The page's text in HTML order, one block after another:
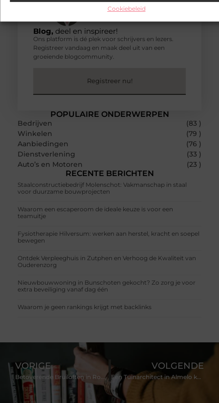
Cookiebeleid
POPULAIRE ONDERWERPEN
Bedrijven
(83 )
Winkelen
(79 )
Aanbiedingen
(76 )
Dienstverlening
(33 )
Auto’s en Motoren
(23 )
RECENTE BERICHTEN
Staalconstructiebedrijf Molenschot: Vakmanschap in staal
voor duurzame bouwprojecten
Waarom een escaperoom de ideale keuze is voor een
teamuitje
Fysiotherapie Hilversum: werken aan herstel, kracht en soepel
bewegen
Ontdek Verpleeghuis in Zutphen en Verhoog de Kwaliteit van
Ouderenzorg
Nieuwbouwwoning in Bunschoten gekocht? Zo zorg je voor
extra beveiliging vanaf dag één
Waarom je geen rankings krijgt met backlinks
Blog,deel en inspireer!
Ons platform is dé plek voor schrijvers en lezers.
Registreer vandaag en maak deel uit van een
groeiende blogcommunity.
Registreer nu!
VORIGE VOLGENDE
Een Tuinarchitect in Almelo kan jouw Tuindromen Waarmaken